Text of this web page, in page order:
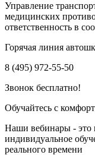
Управление
медицинских
ответственность в
Горячая линия
8 (495) 972-55-50
Звонок бесплатно!
Обучайтесь с
Наши вебинары - это
индивидуальное
реального времени